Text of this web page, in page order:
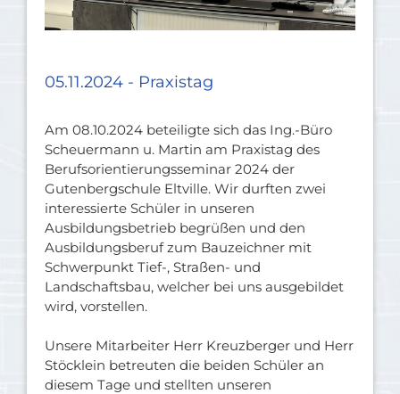
05.11.2024 - Praxistag
Am 08.10.2024 beteiligte sich das Ing.-Büro
Scheuermann u. Martin am Praxistag des
Berufsorientierungsseminar 2024 der
Gutenbergschule Eltville. Wir durften zwei
interessierte Schüler in unseren
Ausbildungsbetrieb begrüßen und den
Ausbildungsberuf zum Bauzeichner mit
Schwerpunkt Tief-, Straßen- und
Landschaftsbau, welcher bei uns ausgebildet
wird, vorstellen.
Unsere Mitarbeiter Herr Kreuzberger und Herr
Stöcklein betreuten die beiden Schüler an
diesem Tage und stellten unseren